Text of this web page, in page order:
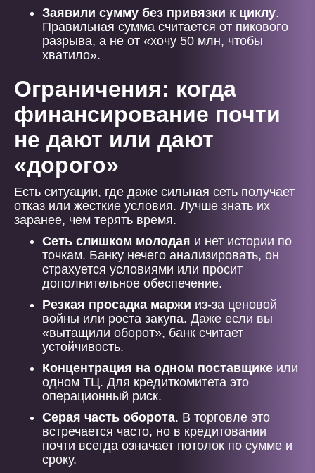
Заявили сумму без привязки к циклу.
Правильная сумма считается от пикового
разрыва, а не от «хочу 50 млн, чтобы
хватило».
Ограничения: когда
финансирование почти
не дают или дают
«дорого»
Есть ситуации, где даже сильная сеть получает
отказ или жесткие условия. Лучше знать их
заранее, чем терять время.
Сеть слишком молодая и нет истории по
точкам. Банку нечего анализировать, он
страхуется условиями или просит
дополнительное обеспечение.
Резкая просадка маржи из-за ценовой
войны или роста закупа. Даже если вы
«вытащили оборот», банк считает
устойчивость.
Концентрация на одном поставщике или
одном ТЦ. Для кредиткомитета это
операционный риск.
Серая часть оборота. В торговле это
встречается часто, но в кредитовании
почти всегда означает потолок по сумме и
сроку.